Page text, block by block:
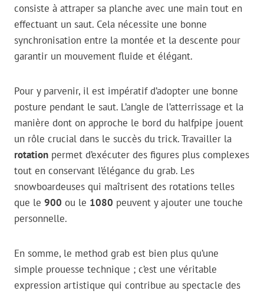
consiste à attraper sa planche avec une main tout en
effectuant un saut. Cela nécessite une bonne
synchronisation entre la montée et la descente pour
garantir un mouvement fluide et élégant.
Pour y parvenir, il est impératif d’adopter une bonne
posture pendant le saut. L’angle de l’atterrissage et la
manière dont on approche le bord du halfpipe jouent
un rôle crucial dans le succès du trick. Travailler la
rotation permet d’exécuter des figures plus complexes
tout en conservant l’élégance du grab. Les
snowboardeuses qui maîtrisent des rotations telles
que le 900 ou le 1080 peuvent y ajouter une touche
personnelle.
En somme, le method grab est bien plus qu’une
simple prouesse technique ; c’est une véritable
expression artistique qui contribue au spectacle des